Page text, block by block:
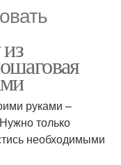
руками –
только
необходимыми